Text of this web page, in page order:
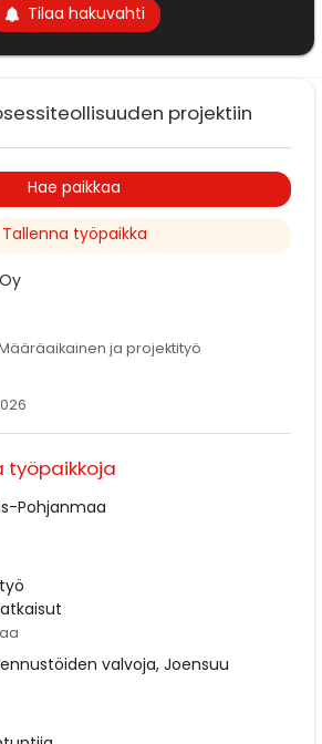
Tilaa hakuvahti
projektiin
Hae paikkaa
Tallenna työpaikka
ja projektityö
työpaikkoja
Pohjanmaa
valvoja, Joensuu